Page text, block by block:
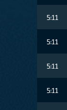
5:11
5:11
5:11
5:11